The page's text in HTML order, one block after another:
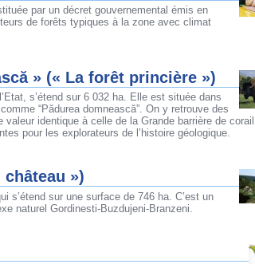
par un décret gouvernemental émis en
de forêts typiques à la zone avec climat
» (« La forêt princière »)
s’étend sur 6 032 ha. Elle est située dans
“Pădurea domnească”. On y retrouve des
identique à celle de la Grande barrière de corail
pour les explorateurs de l’histoire géologique.
»)
s’étend sur une surface de 746 ha. C’est un
naturel Gordinesti-Buzdujeni-Branzeni.